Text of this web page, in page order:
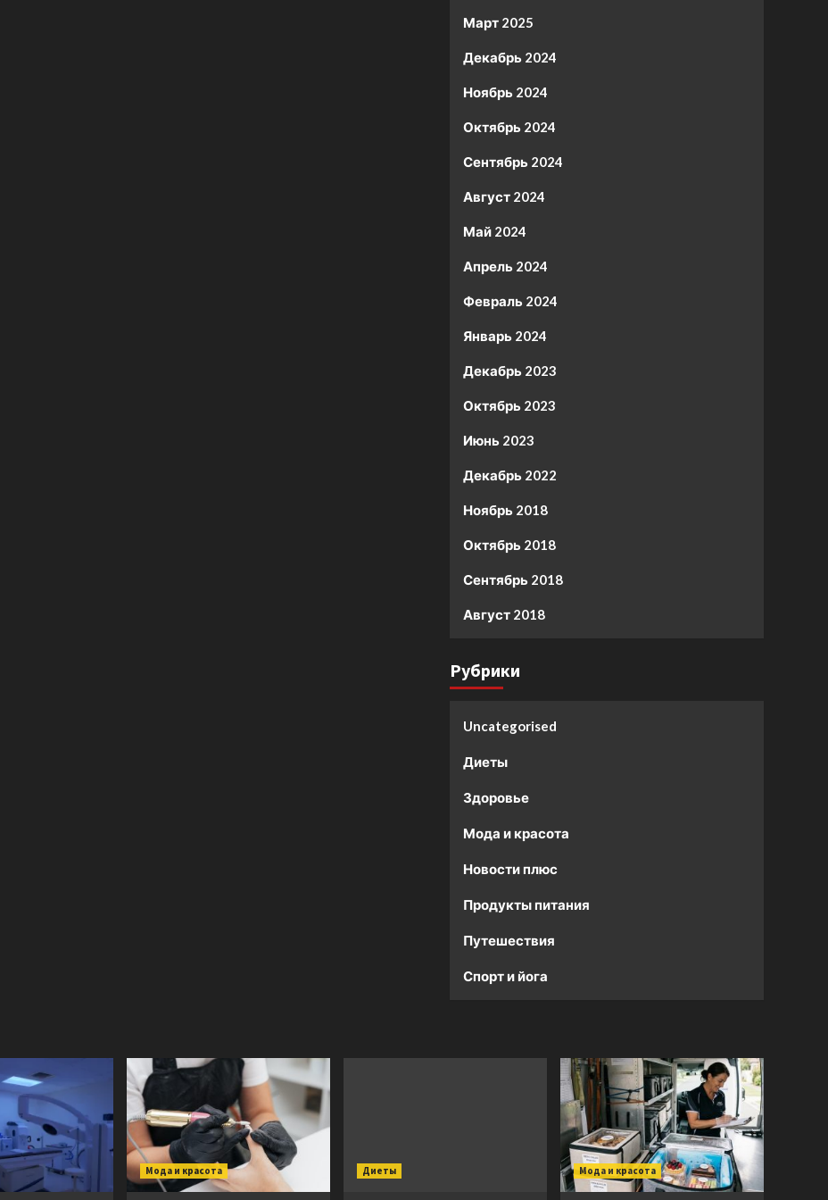
Март 2025
Декабрь 2024
Ноябрь 2024
Октябрь 2024
Сентябрь 2024
Август 2024
Май 2024
Апрель 2024
Февраль 2024
Январь 2024
Декабрь 2023
Октябрь 2023
Июнь 2023
Декабрь 2022
Ноябрь 2018
Октябрь 2018
Сентябрь 2018
Август 2018
Рубрики
Uncategorised
Диеты
Здоровье
Мода и красота
Новости плюс
Продукты питания
Путешествия
Спорт и йога
Мода и красота Диеты Мода и красота